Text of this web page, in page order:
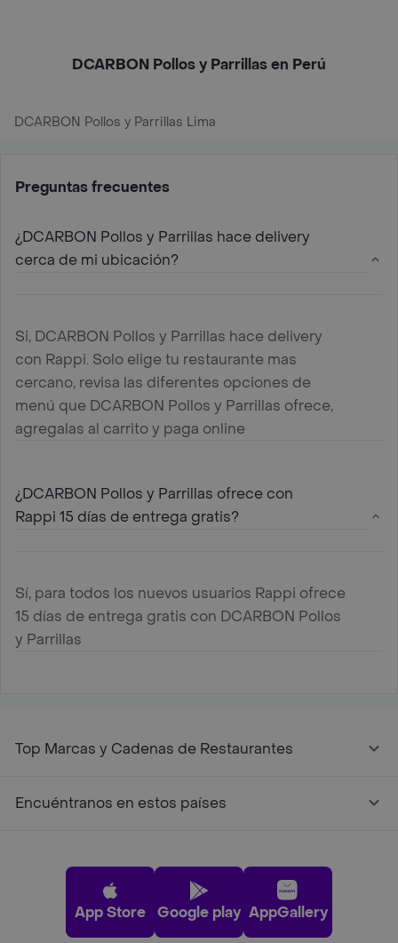
DCARBON Pollos y Parrillas en Perú
DCARBON Pollos y Parrillas Lima
Preguntas frecuentes
¿DCARBON Pollos y Parrillas hace delivery
cerca de mi ubicación?
Si, DCARBON Pollos y Parrillas hace delivery
con Rappi. Solo elige tu restaurante mas
cercano, revisa las diferentes opciones de
menú que DCARBON Pollos y Parrillas ofrece,
agregalas al carrito y paga online
¿DCARBON Pollos y Parrillas ofrece con
Rappi 15 días de entrega gratis?
Sí, para todos los nuevos usuarios Rappi ofrece
15 días de entrega gratis con DCARBON Pollos
y Parrillas
Top Marcas y Cadenas de Restaurantes
Encuéntranos en estos países
App Store Google play AppGallery